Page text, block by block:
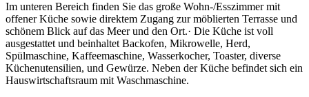
Im unteren Bereich finden Sie das große Wohn-/Esszimmer mit
offener Küche sowie direktem Zugang zur möblierten Terrasse und
schönem Blick auf das Meer und den Ort.· Die Küche ist voll
ausgestattet und beinhaltet Backofen, Mikrowelle, Herd,
Spülmaschine, Kaffeemaschine, Wasserkocher, Toaster, diverse
Küchenutensilien, und Gewürze. Neben der Küche befindet sich ein
Hauswirtschaftsraum mit Waschmaschine.